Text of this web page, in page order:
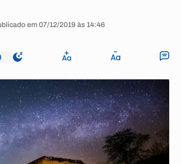
em 07/12/2019 às 14:46